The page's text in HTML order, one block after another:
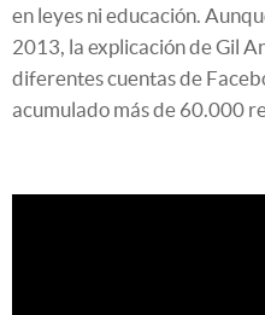
en leyes ni educación.
2013, la explicación de Gil
diferentes cuentas de
acumulado más de 60.000